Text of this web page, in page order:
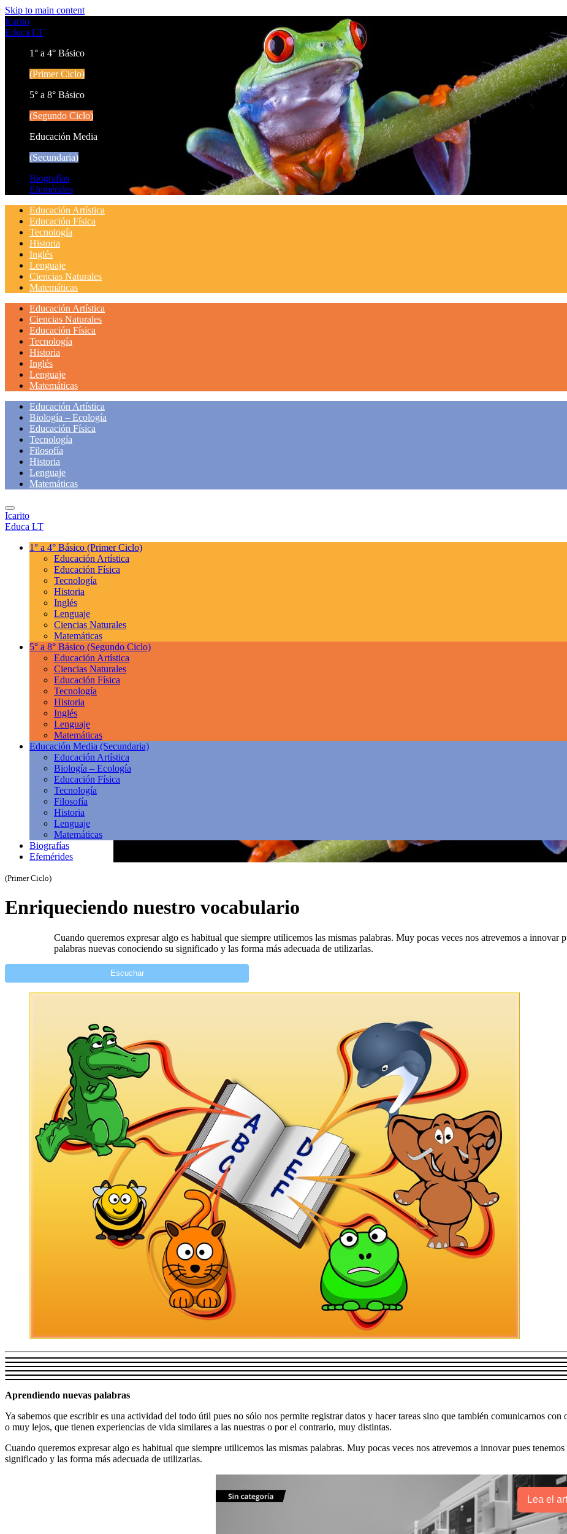
Skip to main content
Icarito
Educa LT
1° a 4° Básico
(Primer Ciclo)
5° a 8° Básico
(Segundo Ciclo)
Educación Media
(Secundaria)
Biografías
Efemérides
Educación Artística
Educación Física
Tecnología
Historia
Inglés
Lenguaje
Ciencias Naturales
Matemáticas
Educación Artística
Ciencias Naturales
Educación Física
Tecnología
Historia
Inglés
Lenguaje
Matemáticas
Educación Artística
Biología – Ecología
Educación Física
Tecnología
Filosofía
Historia
Lenguaje
Matemáticas
Icarito
Educa LT
1° a 4° Básico (Primer Ciclo)
Educación Artística
Educación Física
Tecnología
Historia
Inglés
Lenguaje
Ciencias Naturales
Matemáticas
5° a 8° Básico (Segundo Ciclo)
Educación Artística
Ciencias Naturales
Educación Física
Tecnología
Historia
Inglés
Lenguaje
Matemáticas
Educación Media (Secundaria)
Educación Artística
Biología – Ecología
Educación Física
Tecnología
Filosofía
Historia
Lenguaje
Matemáticas
Biografías
Efemérides
(Primer Ciclo)
Enriqueciendo nuestro vocabulario
Cuando queremos expresar algo es habitual que siempre utilicemos las mismas palabras. Muy pocas veces nos atrevemos a innovar
palabras nuevas conociendo su significado y las forma más adecuada de utilizarlas.
Escuchar
Aprendiendo nuevas palabras
Ya sabemos que escribir es una actividad del todo útil pues no sólo nos permite registrar datos y hacer tareas sino que también comunicarnos
o muy lejos, que tienen experiencias de vida similares a las nuestras o por el contrario, muy distintas.
Cuando queremos expresar algo es habitual que siempre utilicemos las mismas palabras. Muy pocas veces nos atrevemos a innovar pues
significado y las forma más adecuada de utilizarlas.
Lea el